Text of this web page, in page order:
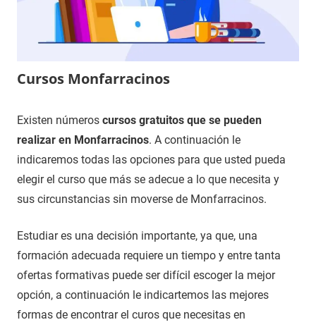
Cursos Monfarracinos
24
de
noviembre
2020
Maria
Cursos
en
Zamora
Existen números cursos gratuitos que se pueden
realizar en Monfarracinos. A continuación le
indicaremos todas las opciones para que usted pueda
elegir el curso que más se adecue a lo que necesita y
sus circunstancias sin moverse de Monfarracinos.
Estudiar es una decisión importante, ya que, una
formación adecuada requiere un tiempo y entre tanta
ofertas formativas puede ser difícil escoger la mejor
opción, a continuación le indicartemos las mejores
formas de encontrar el curos que necesitas en